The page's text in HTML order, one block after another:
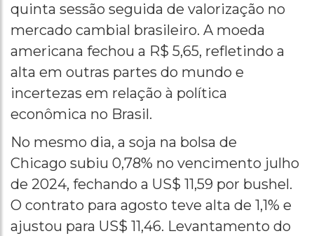
quinta sessão seguida de valorização no
mercado cambial brasileiro. A moeda
americana fechou a R$ 5,65, refletindo a
alta em outras partes do mundo e
incertezas em relação à política
econômica no Brasil.
No mesmo dia, a soja na bolsa de
Chicago subiu 0,78% no vencimento julho
de 2024, fechando a US$ 11,59 por bushel.
O contrato para agosto teve alta de 1,1% e
ajustou para US$ 11,46. Levantamento do